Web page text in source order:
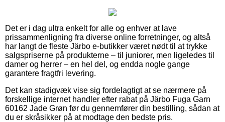
Det er i dag ultra enkelt for alle og enhver at lave
prissammenligning fra diverse online forretninger, og altså
har langt de fleste Järbo e-butikker været nødt til at trykke
salgspriserne på produkterne – til juniorer, men ligeledes til
damer og herrer – en hel del, og endda nogle gange
garantere fragtfri levering.
Det kan stadigvæk vise sig fordelagtigt at se nærmere på
forskellige internet handler efter rabat på Järbo Fuga Garn
60162 Jade Grøn før du gennemfører din bestilling, sådan at
du er skråsikker på at modtage den bedste pris.